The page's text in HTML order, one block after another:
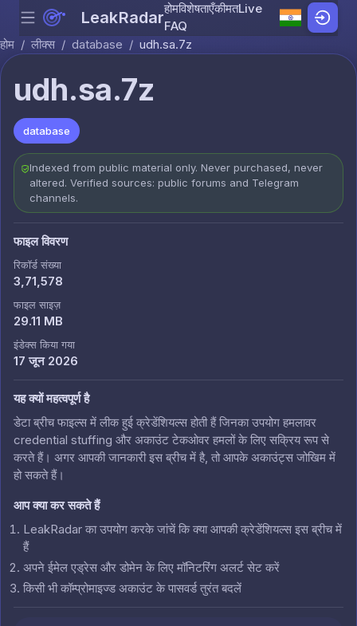
Skip to content
Menu LeakRadarहोमविशेषताएँकीमतLive
FAQ
होम / लीक्स / database / udh.sa.7z
udh.sa.7z
database
Indexed from public material only. Never purchased, never
altered. Verified sources: public forums and Telegram
channels.
फाइल विवरण
रिकॉर्ड संख्या
3,71,578
फाइल साइज़
29.11 MB
इंडेक्स किया गया
17 जून 2026
यह क्यों महत्वपूर्ण है
डेटा ब्रीच फाइल्स में लीक हुई क्रेडेंशियल्स होती हैं जिनका उपयोग हमलावर
credential stuffing और अकाउंट टेकओवर हमलों के लिए सक्रिय रूप से
करते हैं। अगर आपकी जानकारी इस ब्रीच में है, तो आपके अकाउंट्स जोखिम में
हो सकते हैं।
आप क्या कर सकते हैं
LeakRadar का उपयोग करके जांचें कि क्या आपकी क्रेडेंशियल्स इस ब्रीच में
हैं
अपने ईमेल एड्रेस और डोमेन के लिए मॉनिटरिंग अलर्ट सेट करें
किसी भी कॉम्प्रोमाइज्ड अकाउंट के पासवर्ड तुरंत बदलें